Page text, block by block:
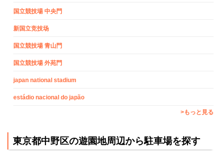
国立競技場 中央門
新国立竞技场
国立競技場 青山門
国立競技場 外苑門
japan national stadium
estádio nacional do japão
>もっと見る
東京都中野区の遊園地周辺から駐車場を探す